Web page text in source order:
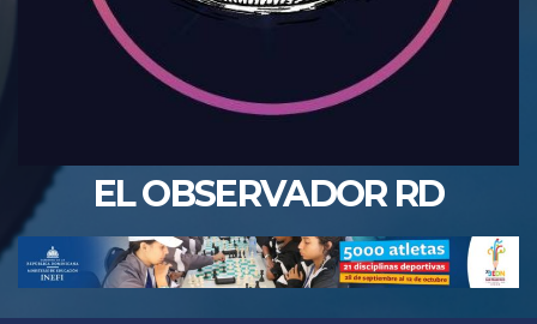
EL OBSERVADOR RD